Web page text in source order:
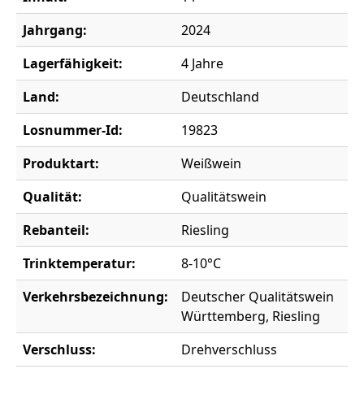
Jahrgang:
2024
Lagerfähigkeit:
4 Jahre
Land:
Deutschland
Losnummer-Id:
19823
Produktart:
Weißwein
Qualität:
Qualitätswein
Rebanteil:
Riesling
Trinktemperatur:
8-10°C
Verkehrsbezeichnung:
Deutscher Qualitätswein
Württemberg, Riesling
Verschluss:
Drehverschluss